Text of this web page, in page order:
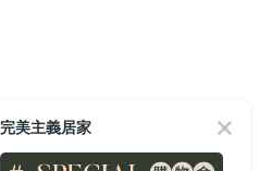
完美主義居家